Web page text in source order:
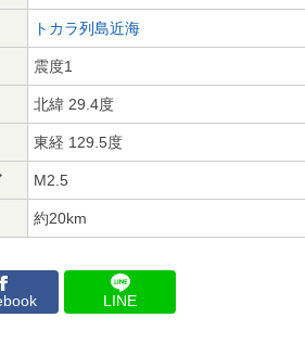
トカラ列島近海
震度1
北緯 29.4度
東経 129.5度
M2.5
約20km
LINE